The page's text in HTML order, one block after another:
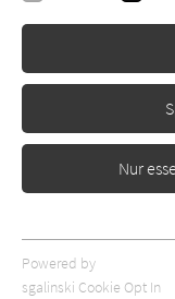
bene!
Nur
Essentielle Cookies
Webseite benötigt.
Powered by
sgalinski Cookie Opt In